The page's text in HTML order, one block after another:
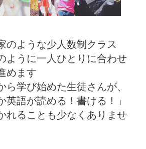
のような少人数制クラス
ように一人ひとりに合わせ
めます
ら学び始めた生徒さんが、
英語が読める！書ける！」
れることも少なくありませ